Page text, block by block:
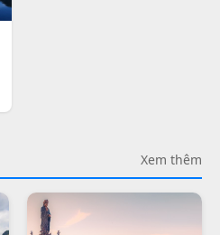
Xem thêm